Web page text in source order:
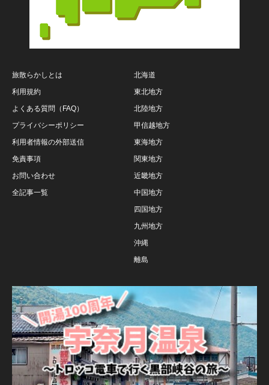
旅散らかしとは
利用規約
よくある質問（FAQ）
プライバシーポリシー
利用者情報の外部送信
免責事項
お問い合わせ
全記事一覧
北海道
東北地方
北陸地方
甲信越地方
東海地方
関東地方
近畿地方
中国地方
四国地方
九州地方
沖縄
離島